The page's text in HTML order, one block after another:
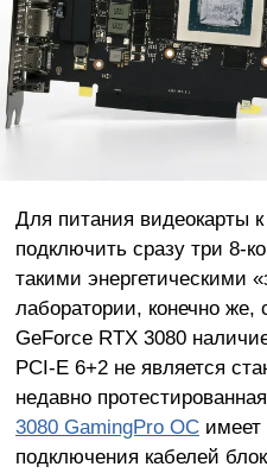
Для питания видеокарты к
подключить сразу три 8-
такими энергетическими
лаборатории, конечно же,
GeForce RTX 3080
PCI-E 6+2 не является
недавно
3080 GamingPro OCимеет
подключения кабелей